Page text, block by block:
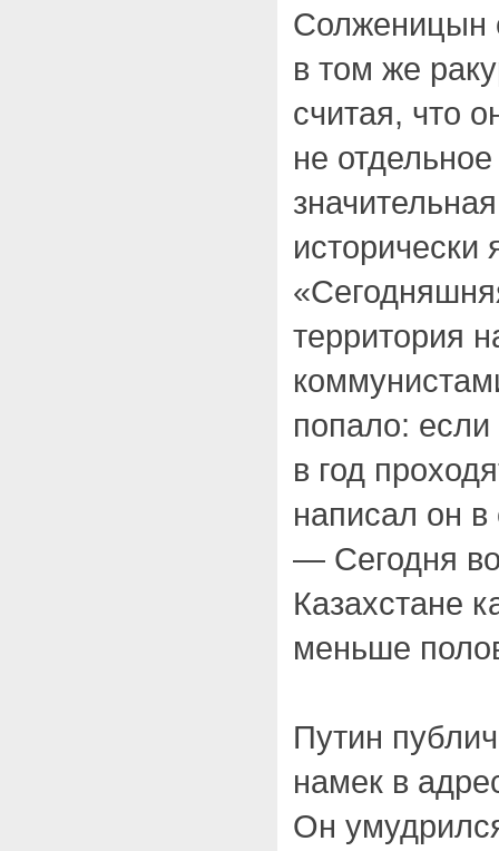
Солженицын
в том же
считая, что
не
исторически
территория
попало: если
в год
написал он
— Сегодня
Казахстане
меньше
Путин
намек в
Он